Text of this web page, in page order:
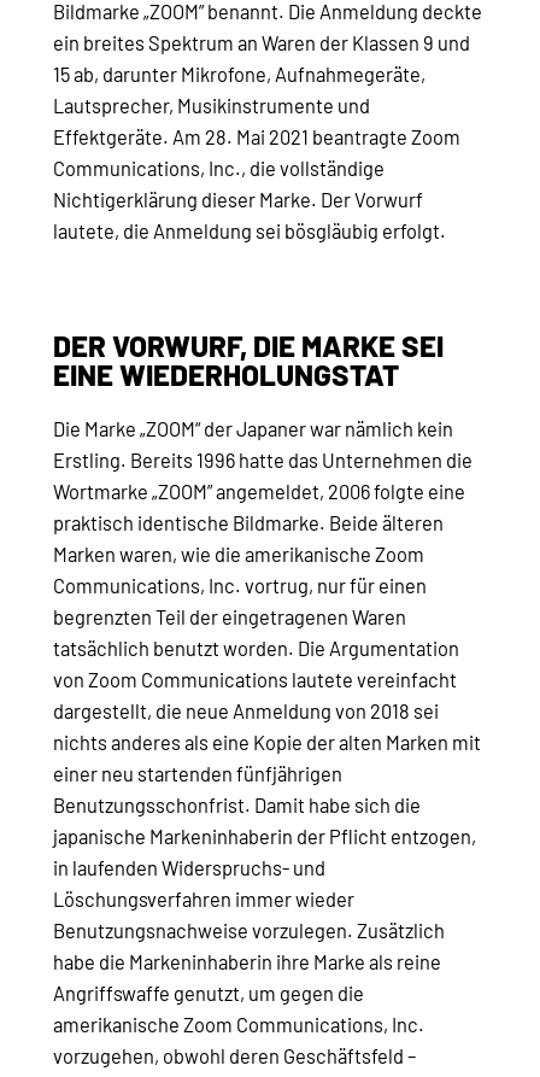
Bildmarke „ZOOM” benannt. Die Anmeldung deckte
ein breites Spektrum an Waren der Klassen 9 und
15 ab, darunter Mikrofone, Aufnahmegeräte,
Lautsprecher, Musikinstrumente und
Effektgeräte. Am 28. Mai 2021 beantragte Zoom
Communications, Inc., die vollständige
Nichtigerklärung dieser Marke. Der Vorwurf
lautete, die Anmeldung sei bösgläubig erfolgt.
DER VORWURF, DIE MARKE SEI
EINE WIEDERHOLUNGSTAT
Die Marke „ZOOM“ der Japaner war nämlich kein
Erstling. Bereits 1996 hatte das Unternehmen die
Wortmarke „ZOOM” angemeldet, 2006 folgte eine
praktisch identische Bildmarke. Beide älteren
Marken waren, wie die amerikanische Zoom
Communications, Inc. vortrug, nur für einen
begrenzten Teil der eingetragenen Waren
tatsächlich benutzt worden. Die Argumentation
von Zoom Communications lautete vereinfacht
dargestellt, die neue Anmeldung von 2018 sei
nichts anderes als eine Kopie der alten Marken mit
einer neu startenden fünfjährigen
Benutzungsschonfrist. Damit habe sich die
japanische Markeninhaberin der Pflicht entzogen,
in laufenden Widerspruchs- und
Löschungsverfahren immer wieder
Benutzungsnachweise vorzulegen. Zusätzlich
habe die Markeninhaberin ihre Marke als reine
Angriffswaffe genutzt, um gegen die
amerikanische Zoom Communications, Inc.
vorzugehen, obwohl deren Geschäftsfeld –